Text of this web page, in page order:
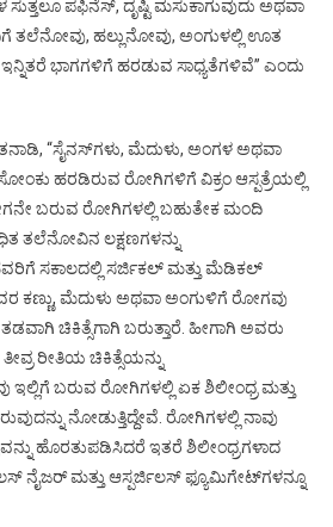
ಪಫಿನೆಸ್, ದೃಷ್ಟಿ ಮಸುಕಾಗುವುದು ಅಥವಾ
ತಲೆನೋವು, ಹಲ್ಲುನೋವು, ಅಂಗುಳಲ್ಲಿ ಊತ
ಭಾಗಗಳಿಗೆ ಹರಡುವ ಸಾಧ್ಯತೆಗಳಿವೆ’’ ಎಂದು
“ಸೈನಸ್‍ಗಳು, ಮೆದುಳು, ಅಂಗಳ ಅಥವಾ
ಸೋಂಕು ಹರಡಿರುವ ರೋಗಿಗಳಿಗೆ ವಿಕ್ರಂ ಆಸ್ಪತ್ರೆಯಲ್ಲಿ
ಬೇಗನೇ ಬರುವ ರೋಗಿಗಳಲ್ಲಿ ಬಹುತೇಕ ಮಂದಿ
ತಲೆನೋವಿನ ಲಕ್ಷಣಗಳನ್ನು
ಸಕಾಲದಲ್ಲಿ ಸರ್ಜಿಕಲ್ ಮತ್ತು ಮೆಡಿಕಲ್
ಕಣ್ಣು, ಮೆದುಳು ಅಥವಾ ಅಂಗುಳಿಗೆ ರೋಗವು
ಚಿಕಿತ್ಸೆಗಾಗಿ ಬರುತ್ತಾರೆ. ಹೀಗಾಗಿ ಅವರು
ತೀವ್ರ ರೀತಿಯ ಚಿಕಿತ್ಸೆಯನ್ನು
ಇಲ್ಲಿಗೆ ಬರುವ ರೋಗಿಗಳಲ್ಲಿ ಏಕ ಶಿಲೀಂಧ್ರ ಮತ್ತು
ನೋಡುತ್ತಿದ್ದೇವೆ. ರೋಗಿಗಳಲ್ಲಿ ನಾವು
ಹೊರತುಪಡಿಸಿದರೆ ಇತರೆ ಶಿಲೀಂಧ್ರಗಳಾದ
ನೈಜರ್ ಮತ್ತು ಆಸ್ಪರ್ಜಿಲಸ್ ಫ್ಯೂಮಿಗೇಟ್‍ಗಳನ್ನೂ